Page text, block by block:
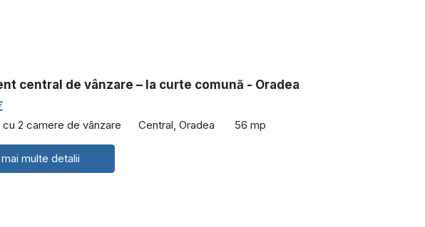
central de vânzare – la curte comună - Oradea
2 camere de vânzare Central, Oradea 56 mp
multe detalii